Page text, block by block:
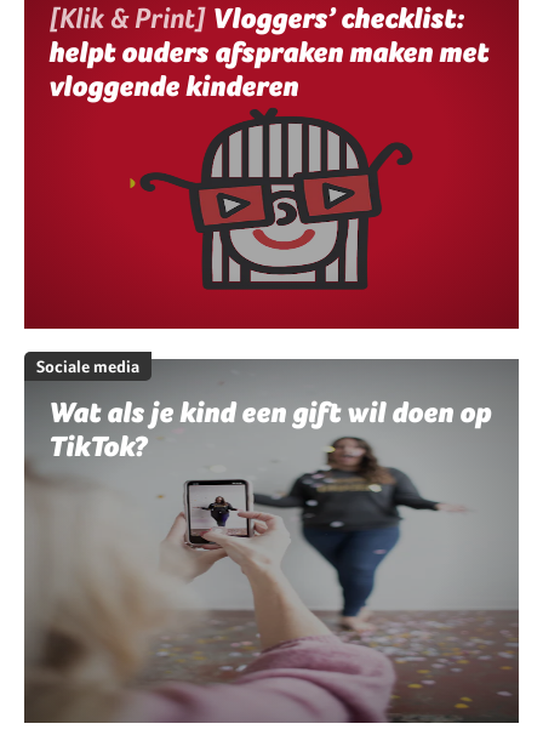
[Klik & Print] Vloggers’ checklist:
helpt ouders afspraken maken met
vloggende kinderen
Sociale media
Wat als je kind een gift wil doen op
TikTok?